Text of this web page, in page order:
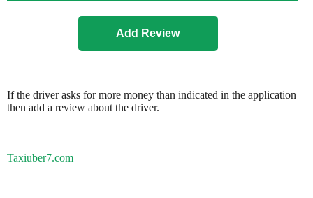
If the driver asks for more money than indicated in the application
then add a review about the driver.
Taxiuber7.com